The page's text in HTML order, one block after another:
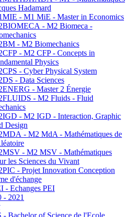
Hadamard
- M1 MiE - Master in Economics
- M2 Biomeca -
- M2 Biomechanics
- M2 CFP - Concepts in
Physics
- Cyber Physical System
- Data Sciences
- Master 2 Énergie
- M2 Fluids - Fluid
- M2 IGD - Interaction, Graphic
Design
- M2 MdA - Mathématiques de
- M2 MSV - Mathématiques
les Sciences du Vivant
- Projet Innovation Conception
d'échange
- Echanges PEI
- 2021
- Bachelor of Science de l'Ecole